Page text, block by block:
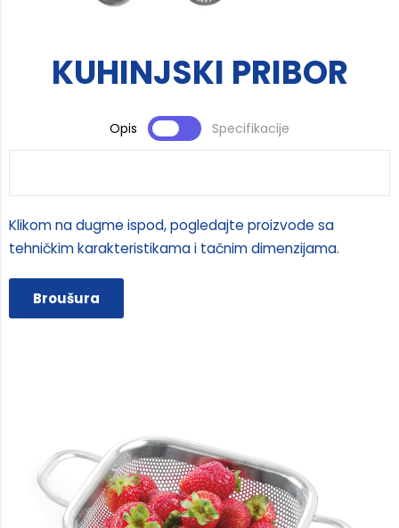
KUHINJSKI PRIBOR
Opis Specifikacije
Klikom na dugme ispod, pogledajte proizvode sa
tehničkim karakteristikama i tačnim dimenzijama.
Broušura